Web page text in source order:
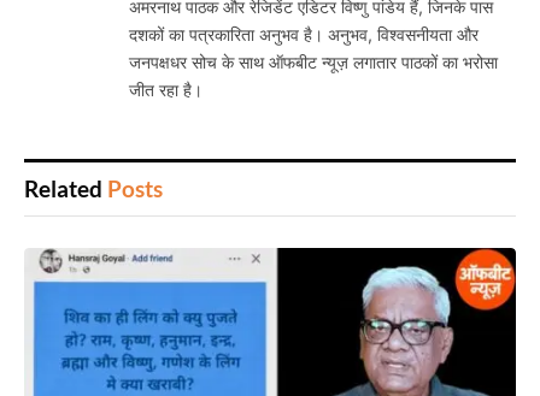
अमरनाथ पाठक और रेजिडेंट एडिटर विष्णु पांडेय हैं, जिनके पास
दशकों का पत्रकारिता अनुभव है। अनुभव, विश्वसनीयता और
जनपक्षधर सोच के साथ ऑफबीट न्यूज़ लगातार पाठकों का भरोसा
जीत रहा है।
Related Posts